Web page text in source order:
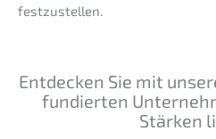
festzustellen.
Entde­cken Sie mit
fundier­ten
Stärken